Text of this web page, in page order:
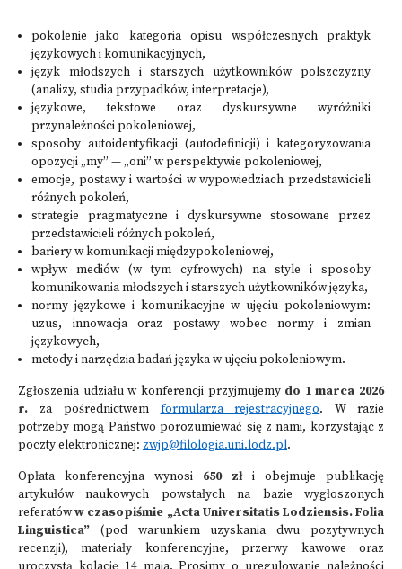
pokolenie jako kategoria opisu współczesnych praktyk
językowych i komunikacyjnych,
język młodszych i starszych użytkowników polszczyzny
(analizy, studia przypadków, interpretacje),
językowe, tekstowe oraz dyskursywne wyróżniki
przynależności pokoleniowej,
sposoby autoidentyfikacji (autodefinicji) i kategoryzowania
opozycji „my” — „oni” w perspektywie pokoleniowej,
emocje, postawy i wartości w wypowiedziach przedstawicieli
różnych pokoleń,
strategie pragmatyczne i dyskursywne stosowane przez
przedstawicieli różnych pokoleń,
bariery w komunikacji międzypokoleniowej,
wpływ mediów (w tym cyfrowych) na style i sposoby
komunikowania młodszych i starszych użytkowników języka,
normy językowe i komunikacyjne w ujęciu pokoleniowym:
uzus, innowacja oraz postawy wobec normy i zmian
językowych,
metody i narzędzia badań języka w ujęciu pokoleniowym.
Zgłoszenia udziału w konferencji przyjmujemy do 1 marca 2026
r. za pośrednictwem formularza rejestracyjnego. W razie
potrzeby mogą Państwo porozumiewać się z nami, korzystając z
poczty elektronicznej: zwjp@filologia.uni.lodz.pl.
Opłata konferencyjna wynosi 650 zł i obejmuje publikację
artykułów naukowych powstałych na bazie wygłoszonych
referatóww czasopiśmie „Acta Universitatis Lodziensis. Folia
Linguistica” (pod warunkiem uzyskania dwu pozytywnych
recenzji), materiały konferencyjne, przerwy kawowe oraz